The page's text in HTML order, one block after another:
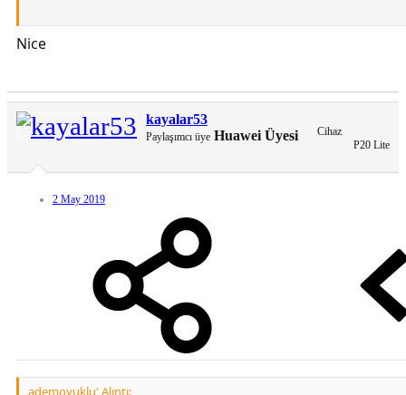
You do not have permission to view linkGiriş yap veya üye ol.
Tema Nasıl Uygulanır:
Linki görmek için yorum yapın
Açılan linkten zip dosyasını indirin
Download klasörüne inen zip dosyalasının içindeki hwt dosyasini
dahili depolama alanındaki Theme klasörüne kopyalayın
Ardından tema uygulamasını açın ve uygulayın.
Hepsi bu kadar güle güle kullanın
ALINTIDIR. ( denenmiştir.)
Nice
kayalar53
Paylaşımcı üye Huawei Üyesi
Cihaz
P20 Lite
2 May 2019
ademoyuklu' Alıntı: